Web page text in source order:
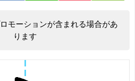
モーションが含まれる場合があ
ります